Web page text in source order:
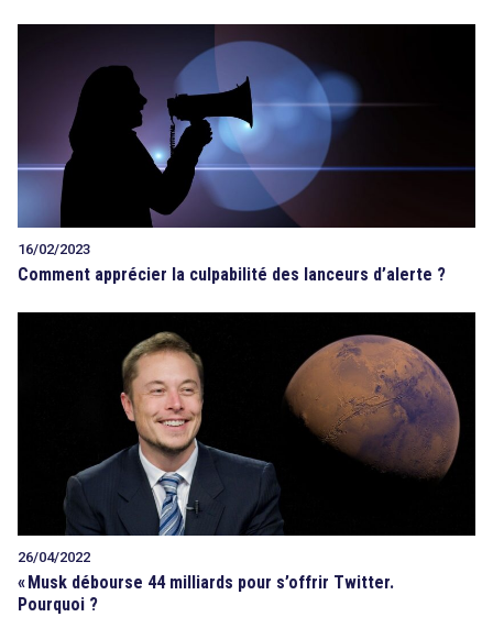
16/02/2023
Comment apprécier la culpabilité des lanceurs d’alerte ?
26/04/2022
« Musk débourse 44 milliards pour s’offrir Twitter.
Pourquoi ?